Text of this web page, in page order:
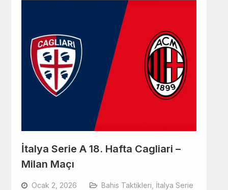
İtalya Serie A 18. Hafta Cagliari –
Milan Maçı
Ocak 2, 2026 Bahis Taktikleri İtalya Serie